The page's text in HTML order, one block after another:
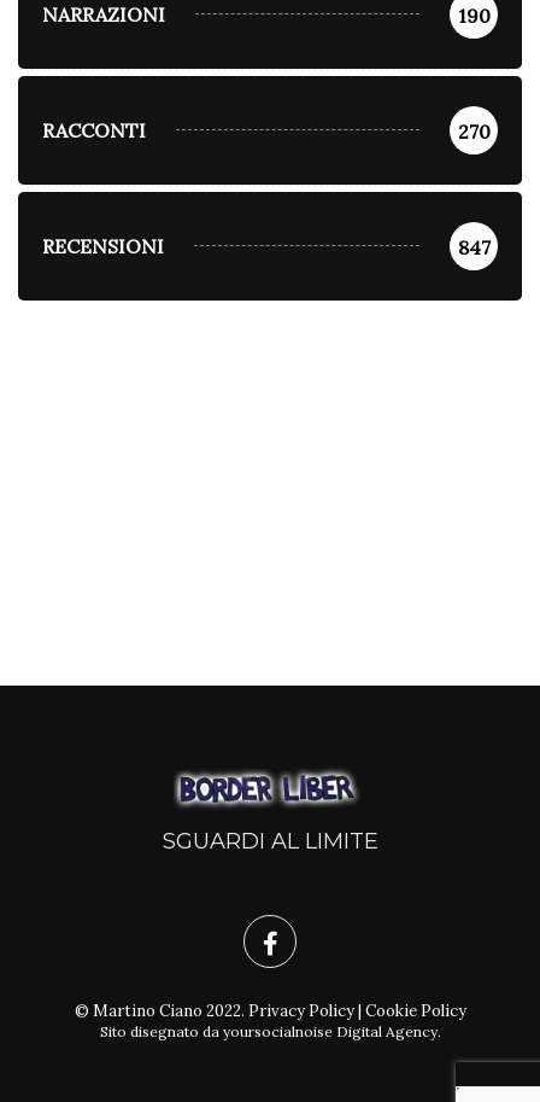
NARRAZIONI 190
RACCONTI 270
RECENSIONI 847
SGUARDI AL LIMITE
© Martino Ciano 2022. Privacy Policy| Cookie Policy
Sito disegnato da yoursocialnoise Digital Agency.